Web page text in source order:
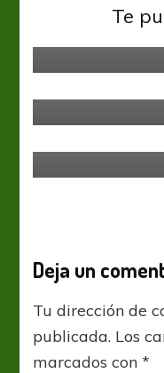
Te
Boca Juniors Liga
Efemérides
Deja un
Tu dirección de
publicada. Los
marcados con*